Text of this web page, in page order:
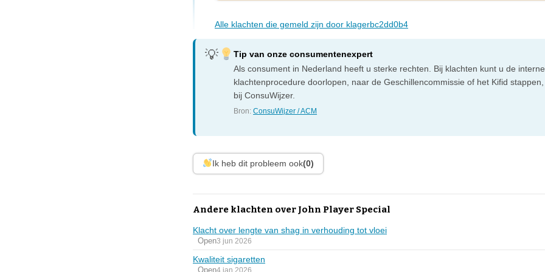
Alle klachten die gemeld zijn door klagerbc2dd0b4
Tip van onze consumentenexpert
Als consument in Nederland heeft u sterke rechten. Bij klachten kunt u de interne
klachtenprocedure doorlopen, naar de Geschillencommissie of het Kifid
bij ConsuWijzer.
Bron:ConsuWijzer / ACM
Ik heb dit probleem ook(0)
Andere klachten over John Player Special
Klacht over lengte van shag in verhouding tot vloei
Open3 jun 2026
Kwaliteit sigaretten
Open4 jan 2026